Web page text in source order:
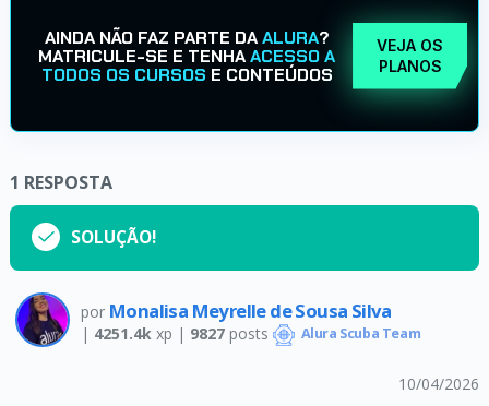
AINDA NÃO FAZ PARTE DAALURA?
MATRICULE-SE E TENHAACESSO A
TODOS OS CURSOS E CONTEÚDOS
VEJA OS
PLANOS
1 RESPOSTA
SOLUÇÃO!
por Monalisa Meyrelle de Sousa Silva
| 4251.4k xp | 9827posts Alura Scuba Team
10/04/2026